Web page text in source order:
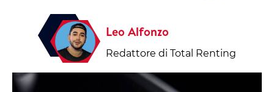
Leo Alfonzo
Redattore di Total Renting